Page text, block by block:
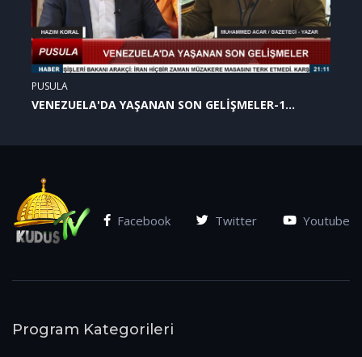
PUSULA
VENEZUELA'DA YAŞANAN SON GELİŞMELER-1
Facebook Twitter Youtube
Program Kategorileri